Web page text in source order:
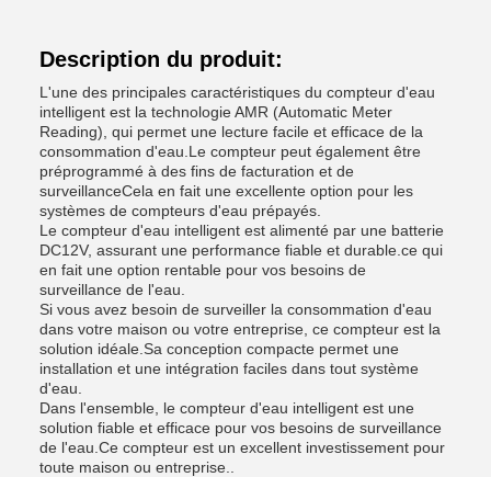
Description du produit:
L'une des principales caractéristiques du compteur d'eau
intelligent est la technologie AMR (Automatic Meter
Reading), qui permet une lecture facile et efficace de la
consommation d'eau.Le compteur peut également être
préprogrammé à des fins de facturation et de
surveillanceCela en fait une excellente option pour les
systèmes de compteurs d'eau prépayés.
Le compteur d'eau intelligent est alimenté par une batterie
DC12V, assurant une performance fiable et durable.ce qui
en fait une option rentable pour vos besoins de
surveillance de l'eau.
Si vous avez besoin de surveiller la consommation d'eau
dans votre maison ou votre entreprise, ce compteur est la
solution idéale.Sa conception compacte permet une
installation et une intégration faciles dans tout système
d'eau.
Dans l'ensemble, le compteur d'eau intelligent est une
solution fiable et efficace pour vos besoins de surveillance
de l'eau.Ce compteur est un excellent investissement pour
toute maison ou entreprise..